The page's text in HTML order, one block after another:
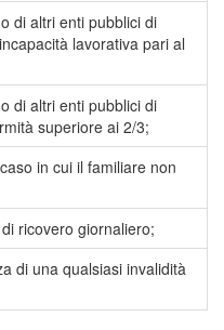
di altri enti pubblici di
lavorativa pari al
di altri enti pubblici di
superiore ai 2/3;
in cui il familiare non
ricovero giornaliero;
di una qualsiasi invalidità